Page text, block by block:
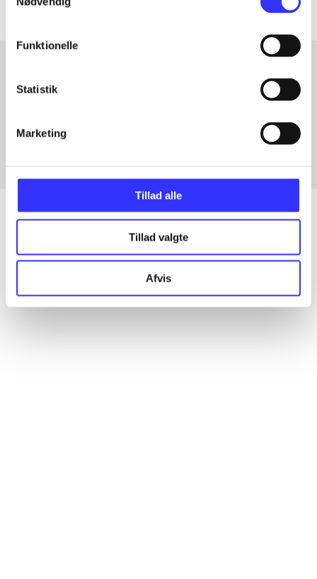
Funktionelle
Statistik
Marketing
Tillad alle
Tillad valgte
Afvis
Artikler med samme emner
Artikler
Alle registrerede artikler fordelt på udgivelser